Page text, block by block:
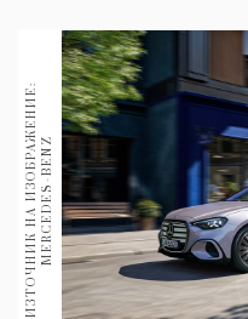
Книги
30+ 1970
Гурме
Пътувай
237
Здраве 389
И
З
Т
О
Ч
Н
И
К
Н
А
И
З
О
Б
Р
А
Ж
Е
Н
И
Е
:
M
E
R
C
E
D
E
S
-
B
E
NZ